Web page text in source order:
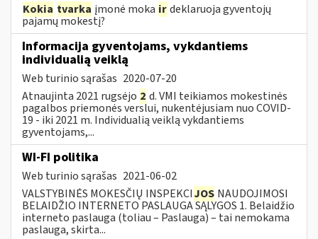
Kokia tvarka įmonė moka irdeklaruoja gyventojų
pajamų mokestį?
Informacija gyventojams, vykdantiems
individualią veiklą
Web turinio sąrašas 2020-07-20
Atnaujinta 2021 rugsėjo 2 d. VMI teikiamos mokestinės
pagalbos priemonės verslui, nukentėjusiam nuo COVID-
19 - iki 2021 m. Individualią veiklą vykdantiems
gyventojams,...
WI-FI politika
Web turinio sąrašas 2021-06-02
VALSTYBINĖS MOKESČIŲ INSPEKCIJOS NAUDOJIMOSI
BELAIDŽIO INTERNETO PASLAUGA SĄLYGOS 1. Belaidžio
interneto paslauga (toliau – Paslauga) – tai nemokama
paslauga, skirta...